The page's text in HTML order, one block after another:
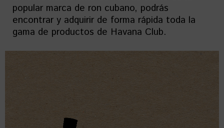
popular marca de ron cubano, podrás
encontrar y adquirir de forma rápida toda la
gama de productos de Havana Club.